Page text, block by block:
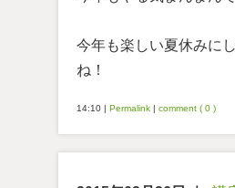
今年も楽しい夏休みに
ね！
14:10 | Permalink | comment ( 0 )